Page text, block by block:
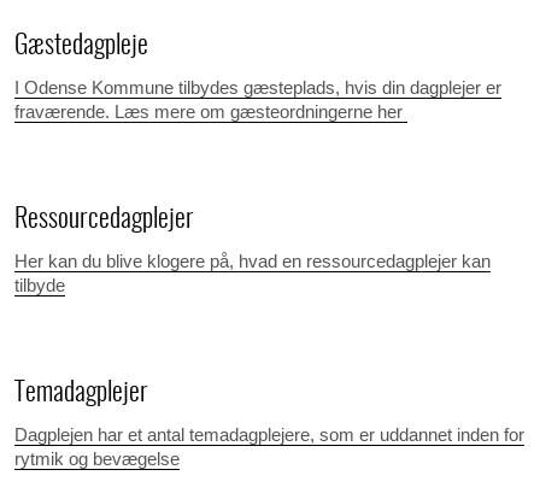
Gæstedagpleje
I Odense Kommune tilbydes gæsteplads, hvis din dagplejer er
fraværende. Læs mere om gæsteordningerne her
Ressourcedagplejer
Her kan du blive klogere på, hvad en ressourcedagplejer kan
tilbyde
Temadagplejer
Dagplejen har et antal temadagplejere, som er uddannet inden for
rytmik og bevægelse